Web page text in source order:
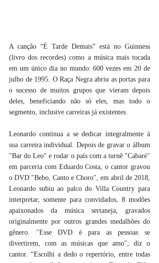
A canção “É Tarde Demais” está no Guinness
(livro dos recordes) como a música mais tocada
em um único dia no mundo: 600 vezes em 20 de
julho de 1995. O Raça Negra abriu as portas para
o sucesso de muitos grupos que vieram depois
deles, beneficiando não só eles, mas todo o
segmento, inclusive carreiras já existentes.
Leonardo continua a se dedicar integralmente à
sua carreira individual. Depois de gravar o álbum
"Bar do Leo" e rodar o país com a turnê "Cabaré"
em parceria com Eduardo Costa, o cantor gravou
o DVD "Bebo, Canto e Choro", em abril de 2018,
Leonardo subiu ao palco do Villa Country para
interpretar, somente para convidados, 8 modões
apaixonados da música sertaneja, gravados
originalmente por outros grandes medalhões do
gênero. "Esse DVD é para as pessoas se
divertirem, com as músicas que amo", diz o
cantor. “Escolhi a dedo o repertório, entre todas